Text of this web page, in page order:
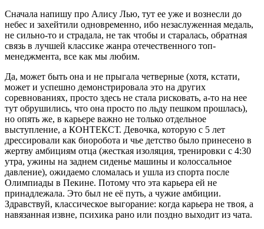
Сначала напишу про Алису Лью, тут ее уже и вознесли до
небес и захейтили одновременно, ибо незаслуженная медаль,
не сильно-то и страдала, не так чтобы и старалась, обратная
связь в лучшей классике жанра отечественного топ-
менеджмента, все как мы любим.
Да, может быть она и не прыгала четверные (хотя, кстати,
может и успешно демонстрировала это на других
соревнованиях, просто здесь не стала рисковать, а-то на нее
тут обрушились, что она просто по льду пешком прошлась),
но опять же, в карьере важно не только отдельное
выступление, а КОНТЕКСТ. Девочка, которую с 5 лет
дрессировали как биоробота и чье детство было принесено в
жертву амбициям отца (жесткая изоляция, тренировки с 4:30
утра, ужины на заднем сиденье машины и колоссальное
давление), ожидаемо сломалась и ушла из спорта после
Олимпиады в Пекине. Потому что эта карьера ей не
принадлежала. Это был не её путь, а чужие амбиции.
Здравствуй, классическое выгорание: когда карьера не твоя, а
навязанная извне, психика рано или поздно выходит из чата.